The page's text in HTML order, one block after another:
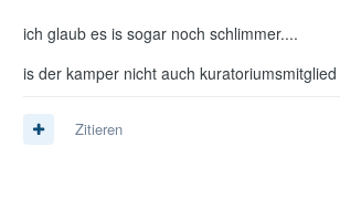
ich glaub es is sogar noch schlimmer....
is der kamper nicht auch
Zitieren